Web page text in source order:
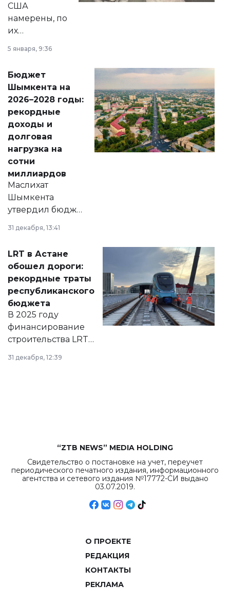
США
намерены, по
их
принести
народу
Венесуэлы.
5 января, 9:36
Бюджет
Шымкента на
2026–2028 годы:
рекордные
доходы и
долговая
нагрузка на
сотни
миллиардов
Маслихат
Шымкента
утвердил бюджет
2028 годы.
документ
появился в базе
нормативных
правовых актов и
на сайте маслихат
города.
31 декабря, 13:41
LRT в Астане
обошел дороги:
рекордные траты
республиканского
бюджета
В 2025 году
финансирование
строительства LRT
республиканского
31 декабря, 12:39
“ZTB NEWS” MEDIA HOLDING
Свидетельство о постановке на учет, переучет
периодического печатного издания, информационного
агентства и сетевого издания №17772-СИ выдано
03.07.2019.
О ПРОЕКТЕ
РЕДАКЦИЯ
КОНТАКТЫ
РЕКЛАМА